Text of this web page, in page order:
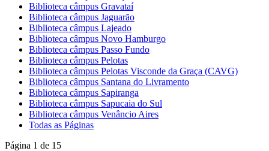
Biblioteca câmpus Gravataí
Biblioteca câmpus Jaguarão
Biblioteca câmpus Lajeado
Biblioteca câmpus Novo Hamburgo
Biblioteca câmpus Passo Fundo
Biblioteca câmpus Pelotas
Biblioteca câmpus Pelotas Visconde da Graça (CAVG)
Biblioteca câmpus Santana do Livramento
Biblioteca câmpus Sapiranga
Biblioteca câmpus Sapucaia do Sul
Biblioteca câmpus Venâncio Aires
Todas as Páginas
Página 1 de 15